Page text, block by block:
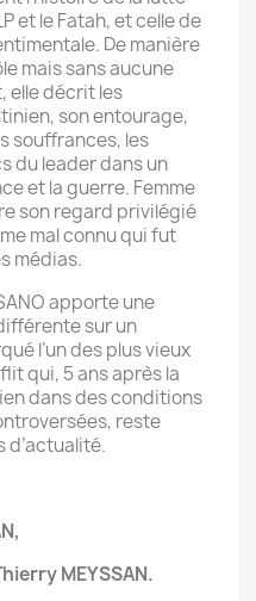
et le Fatah, et celle de
De manière
mais sans aucune
elle décrit les
son entourage,
souffrances, les
du leader dans un
et la guerre. Femme
son regard privilégié
mal connu qui fut
médias.
apporte une
sur un
l’un des plus vieux
qui, 5 ans après la
dans des conditions
reste
d’actualité.
MEYSSAN.